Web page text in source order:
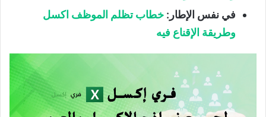
في نفس الإطار: خطاب تظلم الموظف اكسل
وطريقة الإقناع فيه